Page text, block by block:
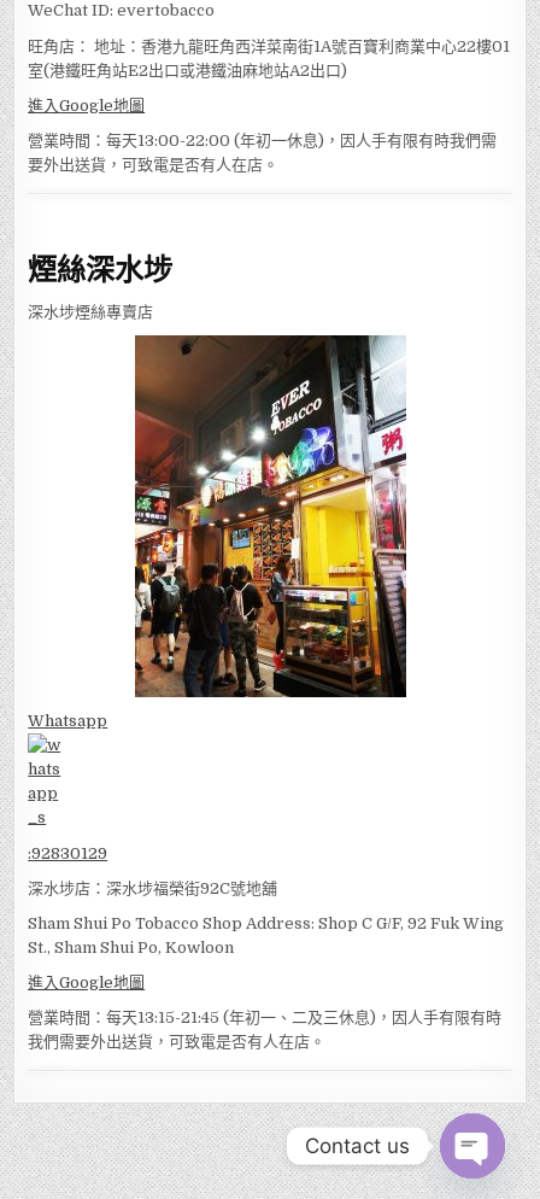
WeChat ID: evertobacco
旺角店： 地址：香港九龍旺角西洋菜南街1A號百寶利商業中心22樓01
室(港鐵旺角站E2出口或港鐵油麻地站A2出口)
進入Google地圖
營業時間：每天13:00-22:00 (年初一休息)，因人手有限有時我們需
要外出送貨，可致電是否有人在店。
煙絲深水埗
深水埗煙絲專賣店
Whatsapp
:92830129
深水埗店：深水埗福榮街92C號地舖
Sham Shui Po Tobacco Shop Address: Shop C G/F, 92 Fuk Wing
St., Sham Shui Po, Kowloon
進入Google地圖
營業時間：每天13:15-21:45 (年初一、二及三休息)，因人手有限有時
我們需要外出送貨，可致電是否有人在店。
Contact us
OPEN